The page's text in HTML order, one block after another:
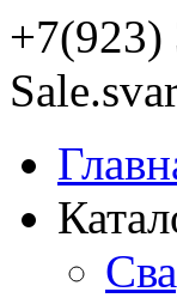
+7(923)